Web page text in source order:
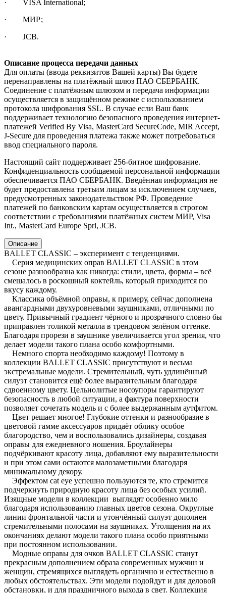
· VISA International;
· МИР;
· JCB.
Описание процесса передачи данных
Для оплаты (ввода реквизитов Вашей карты) Вы будете
перенаправлены на платёжный шлюз ПАО СБЕРБАНК.
Соединение с платёжным шлюзом и передача информации
осуществляется в защищённом режиме с использованием
протокола шифрования SSL. В случае если Ваш банк
поддерживает технологию безопасного проведения интернет-
платежей Verified By Visa, MasterCard SecureCode, MIR Accept,
J-Secure для проведения платежа также может потребоваться
ввод специального пароля.
Настоящий сайт поддерживает 256-битное шифрование.
Конфиденциальность сообщаемой персональной информации
обеспечивается ПАО СБЕРБАНК. Введённая информация не
будет предоставлена третьим лицам за исключением случаев,
предусмотренных законодательством РФ. Проведение
платежей по банковским картам осуществляется в строгом
соответствии с требованиями платёжных систем МИР, Visa
Int., MasterCard Europe Sprl, JCB.
Описание
BALLET CLASSIC – эксперимент с тенденциями.
Серия медицинских оправ BALLET CLASSIC в этом
сезоне разнообразна как никогда: стили, цвета, формы – всё
смешалось в роскошный коктейль, который приходится по
вкусу каждому.
Классика объёмной оправы, к примеру, сейчас дополнена
авангардными двухуровневыми заушниками, отличными по
цвету. Привычный градиент чёрного и прозрачного словно бы
приправлен толикой металла в трендовом зелёном оттенке.
Благодаря прорези в заушнике увеличивается угол зрения, что
делает модели такого плана особо комфортными.
Немного спорта необходимо каждому! Поэтому в
коллекции BALLET CLASSIC присутствуют и весьма
экстремальные модели. Стремительный, чуть удлинённый
силуэт становится ещё более выразительным благодаря
сдвоенному цвету. Цельнолитые носоупоры гарантируют
безопасность в любой ситуации, а фактура поверхности
позволяет сочетать модель и с более выдержанным аутфитом.
Цвет решает многое! Глубокие оттенки и разнообразие в
цветовой гамме аксессуаров придаёт облику особое
благородство, чем и воспользовались дизайнеры, создавая
оправы для ежедневного ношения. Броулайнеры
подчёркивают красоту лица, добавляют ему выразительности
и при этом сами остаются малозаметными благодаря
минимальному декору.
Эффектом cat eye успешно пользуются те, кто стремится
подчеркнуть природную красоту лица без особых усилий.
Изящные модели в коллекции выглядят особенно мило
благодаря использованию главных цветов сезона. Округлые
линии фронтальной части и утончённый силуэт дополнен
стремительными полосами на заушниках. Утолщения на их
окончаниях делают модели такого плана особо приятными
при постоянном использовании.
Модные оправы для очков BALLET CLASSIC станут
прекрасным дополнением образа современных мужчин и
женщин, стремящихся выглядеть органично и естественно в
любых обстоятельствах. Эти модели подойдут и для деловой
обстановки, и для праздничного выхода в свет. Коллекция